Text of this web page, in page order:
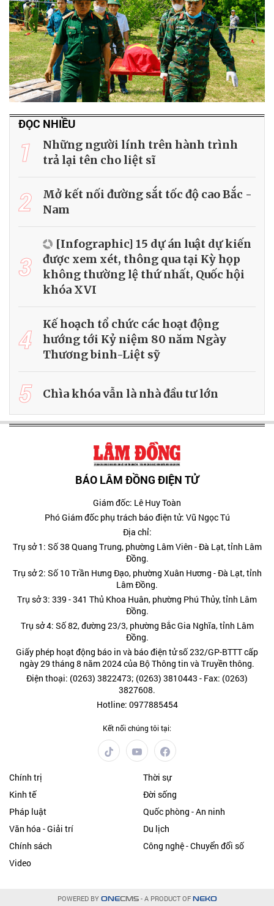
ĐỌC NHIỀU
1
Những người lính trên hành trình
trả lại tên cho liệt sĩ
2
Mở kết nối đường sắt tốc độ cao Bắc -
Nam
3
[Infographic] 15 dự án luật dự kiến
được xem xét, thông qua tại Kỳ họp
không thường lệ thứ nhất, Quốc hội
khóa XVI
4
Kế hoạch tổ chức các hoạt động
hướng tới Kỷ niệm 80 năm Ngày
Thương binh-Liệt sỹ
5 Chìa khóa vẫn là nhà đầu tư lớn
BÁO LÂM ĐỒNG ĐIỆN TỬ
Giám đốc: Lê Huy Toàn
Phó Giám đốc phụ trách báo điện tử: Vũ Ngọc Tú
Địa chỉ:
Trụ sở 1: Số 38 Quang Trung, phường Lâm Viên - Đà Lạt, tỉnh Lâm
Đồng.
Trụ sở 2: Số 10 Trần Hưng Đạo, phường Xuân Hương - Đà Lạt, tỉnh
Lâm Đồng.
Trụ sở 3: 339 - 341 Thủ Khoa Huân, phường Phú Thủy, tỉnh Lâm
Đồng.
Trụ sở 4: Số 82, đường 23/3, phường Bắc Gia Nghĩa, tỉnh Lâm
Đồng.
Giấy phép hoạt động báo in và báo điện tử số 232/GP-BTTT cấp
ngày 29 tháng 8 năm 2024 của Bộ Thông tin và Truyền thông.
Điện thoại: (0263) 3822473; (0263) 3810443 - Fax: (0263)
3827608.
Hotline: 0977885454
Kết nối chúng tôi tại:
Chính trị
Thời sự
Kinh tế
Đời sống
Pháp luật
Quốc phòng - An ninh
Văn hóa - Giải trí
Du lịch
Chính sách
Công nghệ - Chuyển đổi số
Video
POWERED BY ONECMS- A PRODUCT OF NEKO